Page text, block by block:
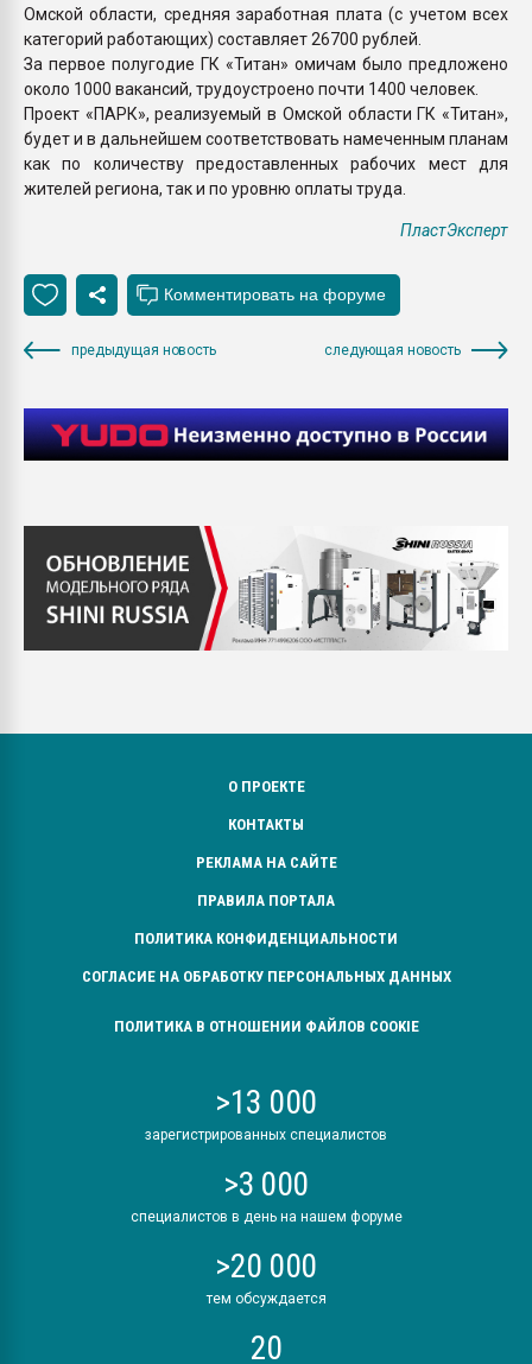
Омской области, средняя заработная плата (с учетом всех
категорий работающих) составляет 26700 рублей.
За первое полугодие ГК «Титан» омичам было предложено
около 1000 вакансий, трудоустроено почти 1400 человек.
Проект «ПАРК», реализуемый в Омской области ГК «Титан»,
будет и в дальнейшем соответствовать намеченным планам
как по количеству предоставленных рабочих мест для
жителей региона, так и по уровню оплаты труда.
ПластЭксперт
предыдущая новость следующая новость
О ПРОЕКТЕ
КОНТАКТЫ
РЕКЛАМА НА САЙТЕ
ПРАВИЛА ПОРТАЛА
ПОЛИТИКА КОНФИДЕНЦИАЛЬНОСТИ
СОГЛАСИЕ НА ОБРАБОТКУ ПЕРСОНАЛЬНЫХ ДАННЫХ
ПОЛИТИКА В ОТНОШЕНИИ ФАЙЛОВ COOKIE
>13 000
зарегистрированных специалистов
>3 000
специалистов в день на нашем форуме
>20 000
тем обсуждается
20